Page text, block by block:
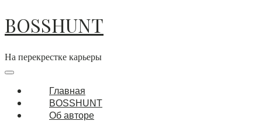
BOSSHUNT
На перекрестке карьеры
Главная
BOSSHUNT
Об авторе